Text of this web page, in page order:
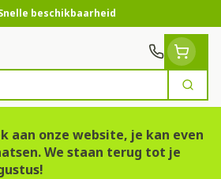
beschikbaarheid
Zoek
aan onze website, je kan even
We staan terug tot je